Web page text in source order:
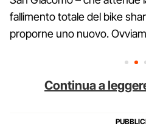
fallimento totale del bike
proporne uno nuovo.
Continua a